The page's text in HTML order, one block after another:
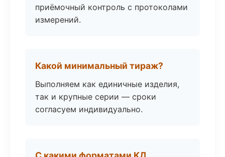
приёмочный контроль с протоколами
измерений.
Какой минимальный тираж?
Выполняем как единичные изделия,
так и крупные серии — сроки
согласуем индивидуально.